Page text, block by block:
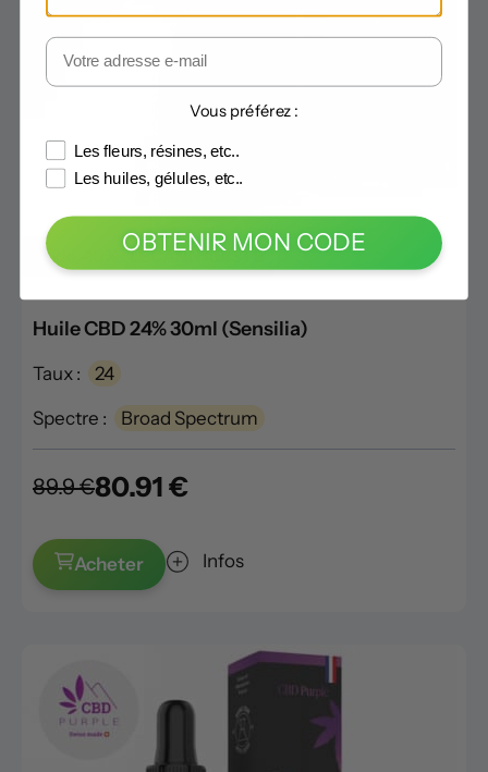
Code -10% :LECANNABISTE
Huile CBD 24% 30ml (Sensilia)
Taux : 24
Spectre : Broad Spectrum
89.9 €80.91 €
Acheter Infos
Vous préférez :
Les fleurs, résines, etc..
Les huiles, gélules, etc..
OBTENIR MON CODE